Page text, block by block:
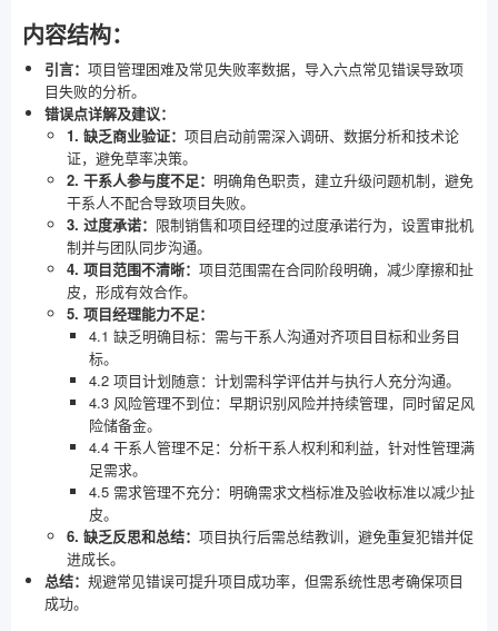
内容结构：
引言： 项目管理困难及常见失败率数据，导入六点常见错误导致项
目失败的分析。
错误点详解及建议：
1. 缺乏商业验证： 项目启动前需深入调研、数据分析和技术论
证，避免草率决策。
2. 干系人参与度不足： 明确角色职责，建立升级问题机制，避免
干系人不配合导致项目失败。
3. 过度承诺： 限制销售和项目经理的过度承诺行为，设置审批机
制并与团队同步沟通。
4. 项目范围不清晰： 项目范围需在合同阶段明确，减少摩擦和扯
皮，形成有效合作。
5. 项目经理能力不足：
4.1 缺乏明确目标：需与干系人沟通对齐项目目标和业务目
标。
4.2 项目计划随意：计划需科学评估并与执行人充分沟通。
4.3 风险管理不到位：早期识别风险并持续管理，同时留足风
险储备金。
4.4 干系人管理不足：分析干系人权利和利益，针对性管理满
足需求。
4.5 需求管理不充分：明确需求文档标准及验收标准以减少扯
皮。
6. 缺乏反思和总结： 项目执行后需总结教训，避免重复犯错并促
进成长。
总结： 规避常见错误可提升项目成功率，但需系统性思考确保项目
成功。